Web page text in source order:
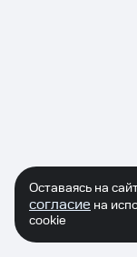
Оставаясь на
согласие на
cookie